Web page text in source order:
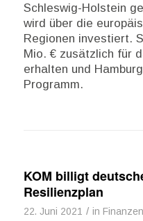
Schleswig-Holstein
wird über die
Regionen investiert.
Mio. € zusätzlich für
erhalten und
Programm.
KOM billigt
Resilienzplan
22. Juni 2021 / in Finanzen